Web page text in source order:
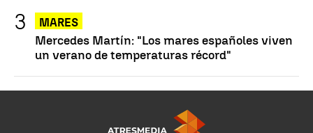
MARES
Mercedes Martín: "Los mares españoles viven
un verano de temperaturas récord"